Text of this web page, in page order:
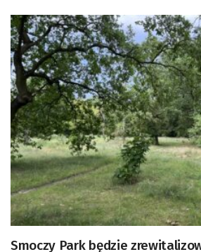
Smoczy Park będzie